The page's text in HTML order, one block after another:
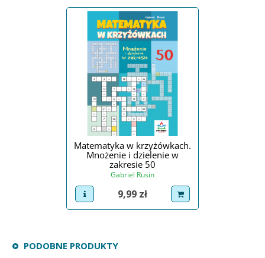
Matematyka w krzyżówkach.
Mnożenie i dzielenie w
zakresie 50
Gabriel Rusin
view product
Cena
9,99 zł dodaj do koszyka
PODOBNE PRODUKTY